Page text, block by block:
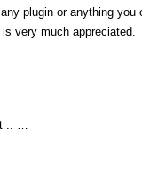
plugin or anything you
very much appreciated.
.. …